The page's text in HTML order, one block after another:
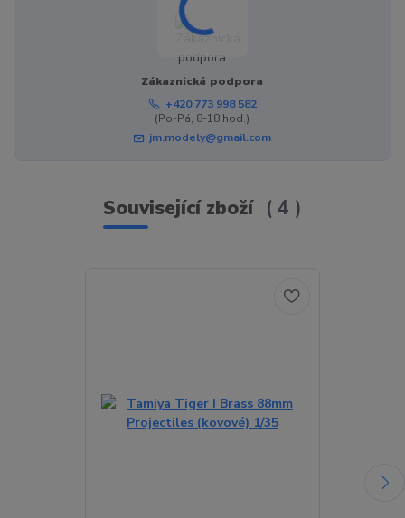
Zákaznická podpora
+420 773 998 582
(Po-Pá, 8-18 hod.)
jm.modely@gmail.com
Související zboží 4